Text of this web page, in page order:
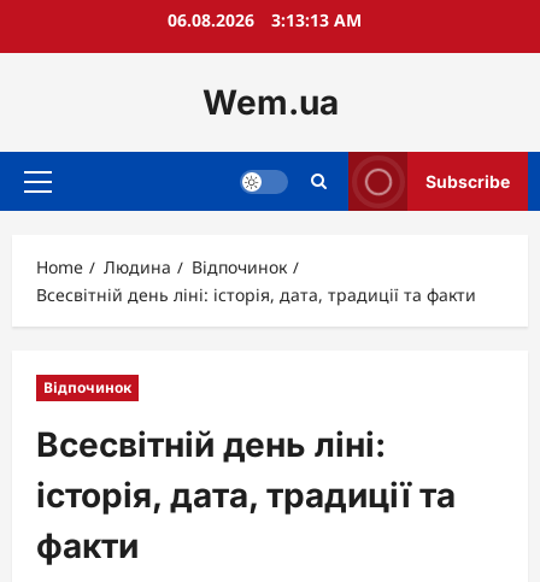
06.08.2026 3:13:14 AM
Wem.ua
Primary
Subscribe
Home Людина
Відпочинок
Всесвітній день ліні: історія, дата, традиції та факти
Відпочинок
Всесвітній день ліні:
історія, дата, традиції та
факти